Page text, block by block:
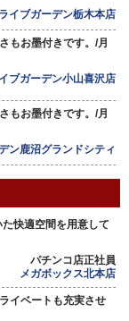
ライブガーデン栃木本店
もお墨付きです。/月
ブガーデン小山喜沢店
もお墨付きです。/月
ン鹿沼グランドシティ
快適空間を用意して
パチンコ店正社員
メガボックス北本店
イベートも充実させ